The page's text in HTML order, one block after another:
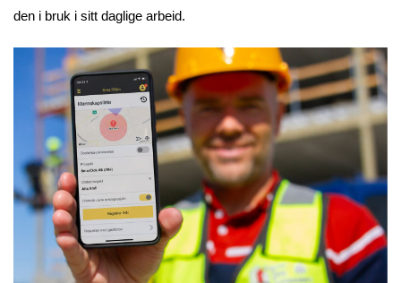
den i bruk i sitt daglige arbeid.